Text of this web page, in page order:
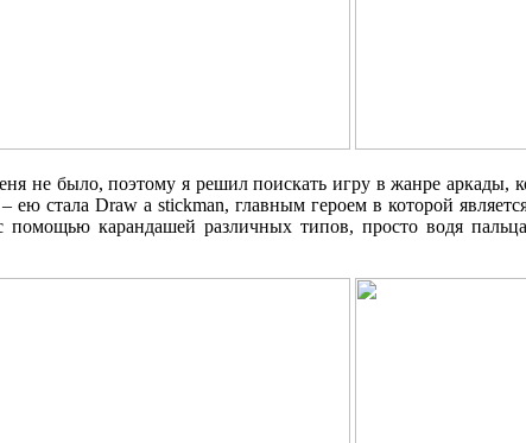
не было, поэтому я решил поискать игру в жанре аркады,
стала Draw a stickman, главным героем в которой
карандашей различных типов, просто водя